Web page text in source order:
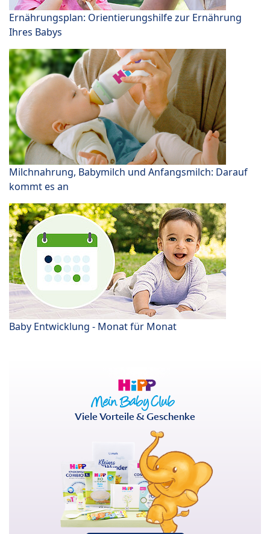
Ernährungsplan: Orientierungshilfe zur Ernährung
Ihres Babys
Milchnahrung, Babymilch und Anfangsmilch: Darauf
kommt es an
Baby Entwicklung - Monat für Monat
Viele Vorteile & Geschenke